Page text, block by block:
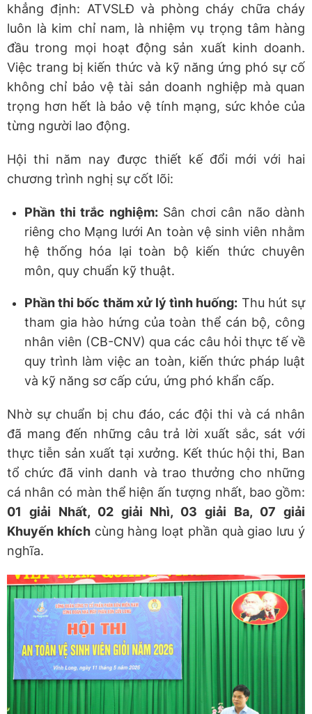
khẳng định: ATVSLĐ và phòng cháy chữa cháy
luôn là kim chỉ nam, là nhiệm vụ trọng tâm hàng
đầu trong mọi hoạt động sản xuất kinh doanh.
Việc trang bị kiến thức và kỹ năng ứng phó sự cố
không chỉ bảo vệ tài sản doanh nghiệp mà quan
trọng hơn hết là bảo vệ tính mạng, sức khỏe của
từng người lao động.
Hội thi năm nay được thiết kế đổi mới với hai
chương trình nghị sự cốt lõi:
Phần thi trắc nghiệm:Sân chơi cân não dành
riêng cho Mạng lưới An toàn vệ sinh viên nhằm
hệ thống hóa lại toàn bộ kiến thức chuyên
môn, quy chuẩn kỹ thuật.
Phần thi bốc thăm xử lý tình huống: Thu hút sự
tham gia hào hứng của toàn thể cán bộ, công
nhân viên (CB-CNV) qua các câu hỏi thực tế về
quy trình làm việc an toàn, kiến thức pháp luật
và kỹ năng sơ cấp cứu, ứng phó khẩn cấp.
Nhờ sự chuẩn bị chu đáo, các đội thi và cá nhân
đã mang đến những câu trả lời xuất sắc, sát với
thực tiễn sản xuất tại xưởng. Kết thúc hội thi, Ban
tổ chức đã vinh danh và trao thưởng cho những
cá nhân có màn thể hiện ấn tượng nhất, bao gồm:
01 giải Nhất, 02 giải Nhì, 03 giải Ba, 07 giải
Khuyến khíchcùng hàng loạt phần quà giao lưu ý
nghĩa.